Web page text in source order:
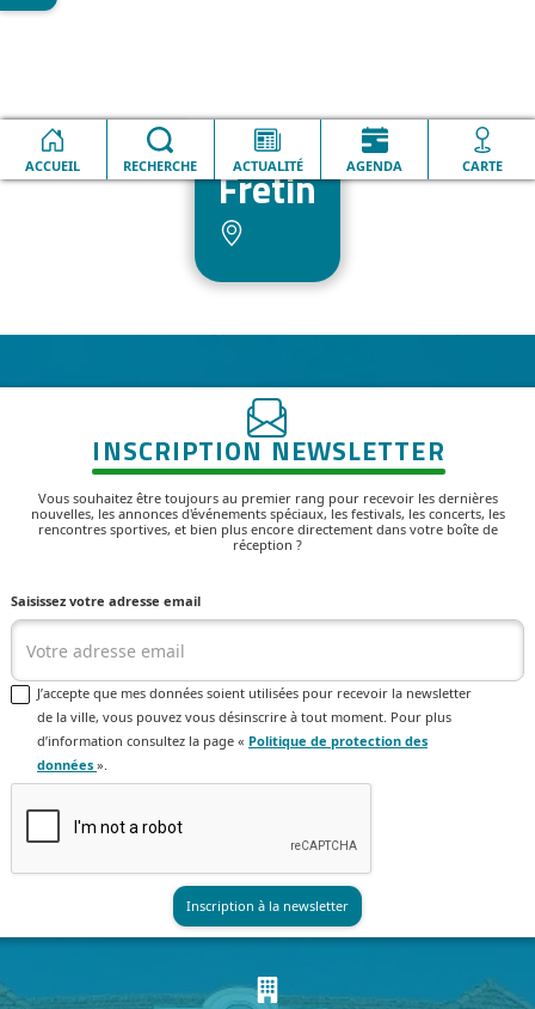
Accueil
Fretin
ACCUEIL
RECHERCHE ACTUALITÉ AGENDA CARTE
Fretin
INSCRIPTION NEWSLETTER
Vous souhaitez être toujours au premier rang pour recevoir les dernières
nouvelles, les annonces d'événements spéciaux, les festivals, les concerts, les
rencontres sportives, et bien plus encore directement dans votre boîte de
réception ?
Saisissez votre adresse email
J’accepte que mes données soient utilisées pour recevoir la newsletter
de la ville, vous pouvez vous désinscrire à tout moment. Pour plus
d’information consultez la page « Politique de protection des
données ».